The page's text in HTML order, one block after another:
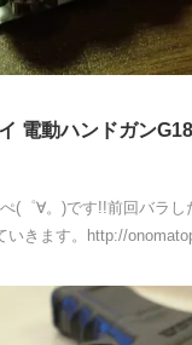
イ 電動ハンドガン
(゜∀。)です!!前回バラし
いきます。http://